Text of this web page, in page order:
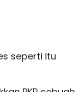
seperti itu